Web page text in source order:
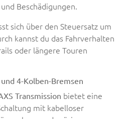
Beschädigungen.
sich über den Steuersatz um
kannst du das Fahrverhalten
oder längere Touren
4-Kolben-Bremsen
Transmission bietet eine
mit kabelloser